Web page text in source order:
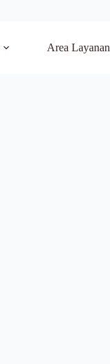
Area Layanan